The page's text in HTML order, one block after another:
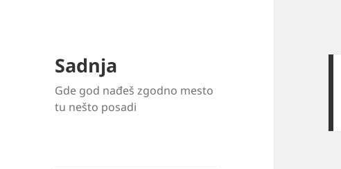
Sadnja
Gde god nađeš zgodno mesto
tu nešto posadi